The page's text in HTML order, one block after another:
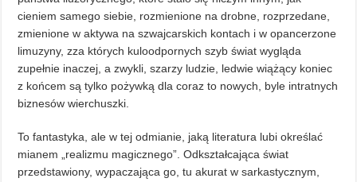
cieniem samego siebie, rozmienione na drobne, rozprzedane,
zmienione w aktywa na szwajcarskich kontach i w opancerzone
limuzyny, zza których kuloodpornych szyb świat wygląda
zupełnie inaczej, a zwykli, szarzy ludzie, ledwie wiążący koniec
z końcem są tylko pożywką dla coraz to nowych, byle intratnych
biznesów wierchuszki.
To fantastyka, ale w tej odmianie, jaką literatura lubi określać
mianem „realizmu magicznego”. Odkształcająca świat
przedstawiony, wypaczająca go, tu akurat w sarkastycznym,